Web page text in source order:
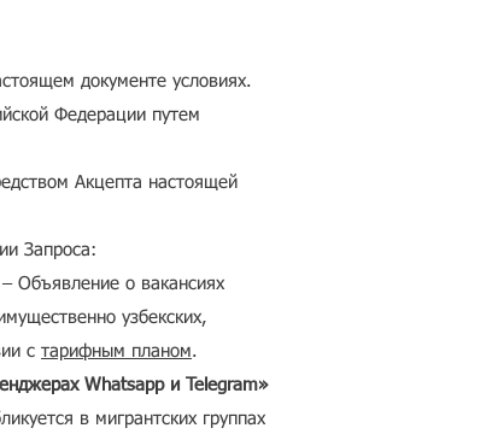
документе условиях.
Федерации путем
Акцепта настоящей
Запроса:
– Объявление о вакансиях
узбекских,
с тарифным планом.
Whatsapp и Telegram»
в мигрантских группах